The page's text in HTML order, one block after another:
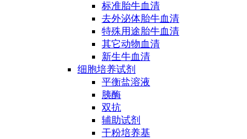
标准胎牛血清
去外泌体胎牛血清
特殊用途胎牛血清
其它动物血清
新生牛血清
细胞培养试剂
平衡盐溶液
胰酶
双抗
辅助试剂
干粉培养基